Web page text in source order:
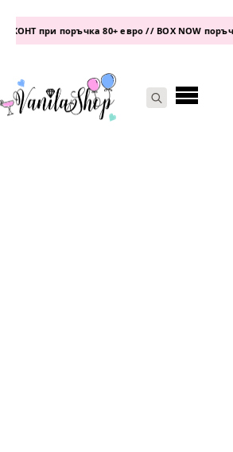
при поръчка 80+ евро // BOX NOW поръчка